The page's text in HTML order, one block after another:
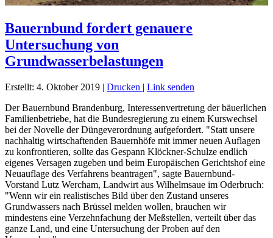
Bauernbund fordert genauere
Untersuchung von
Grundwasserbelastungen
Erstellt: 4. Oktober 2019 | Drucken | Link senden
Der Bauernbund Brandenburg, Interessenvertretung der bäuerlichen
Familienbetriebe, hat die Bundesregierung zu einem Kurswechsel
bei der Novelle der Düngeverordnung aufgefordert. "Statt unsere
nachhaltig wirtschaftenden Bauernhöfe mit immer neuen Auflagen
zu konfrontieren, sollte das Gespann Klöckner-Schulze endlich
eigenes Versagen zugeben und beim Europäischen Gerichtshof eine
Neuauflage des Verfahrens beantragen", sagte Bauernbund-
Vorstand Lutz Wercham, Landwirt aus Wilhelmsaue im Oderbruch:
"Wenn wir ein realistisches Bild über den Zustand unseres
Grundwassers nach Brüssel melden wollen, brauchen wir
mindestens eine Verzehnfachung der Meßstellen, verteilt über das
ganze Land, und eine Untersuchung der Proben auf den